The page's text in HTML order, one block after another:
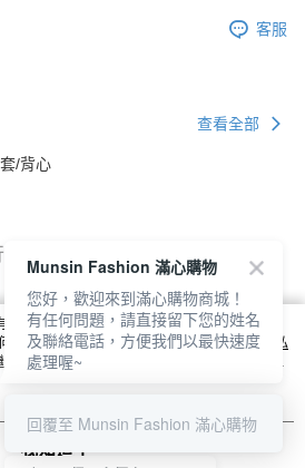
客服
查看全部
/背心
本網站使用 cookie 方式之詳情，及若您不希
變更電腦的 cookie 設定，請參閱本網站「
隱私
續使用本網站即表示您同意本公司得按本網站使
。
我知道了
Munsin Fashion 滿心購物
您好，歡迎來到滿心購物商城！
有任何問題，請直接留下您的姓名
及聯絡電話，方便我們以最快速度
處理喔~
回覆至 Munsin Fashion 滿心購物